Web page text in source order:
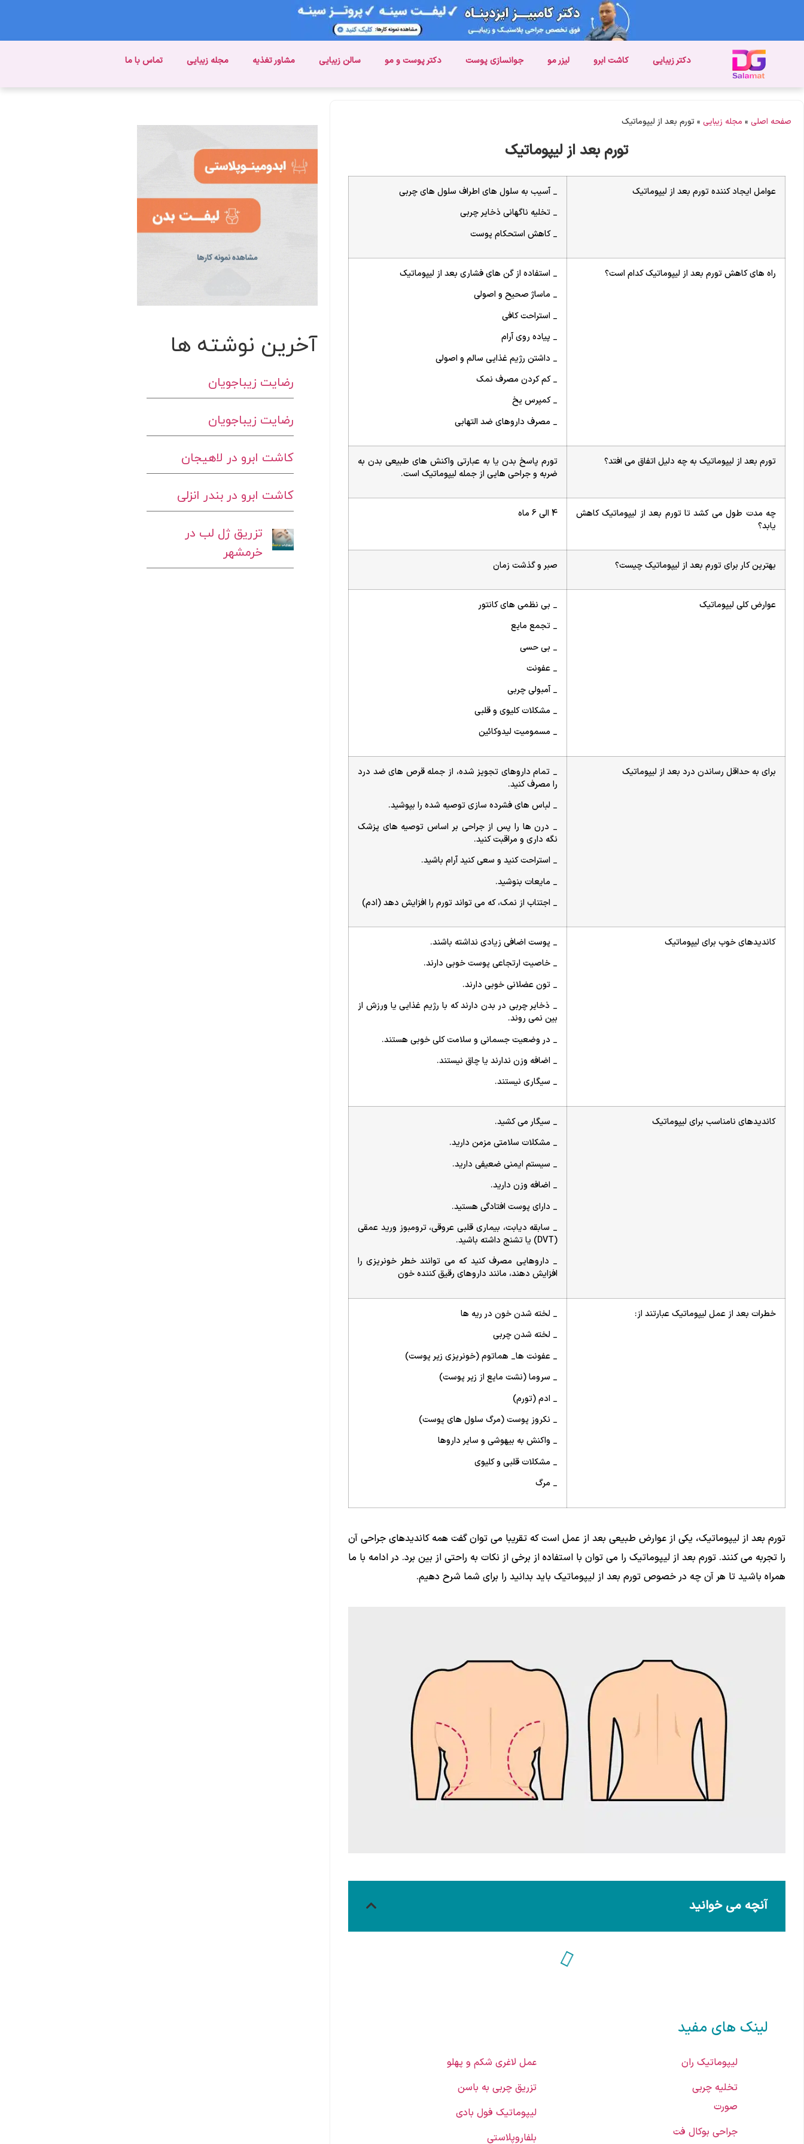
دکتر زیبایی کاشت ابرو لیزر مو جوانسازی پوست دکتر پوست و مو سالن زیبایی مشاور تغذیه مجله زیبایی تماس با ما
صفحه اصلی » مجله زیبایی » تورم بعد از لیپوماتیک
تورم بعد از لیپوماتیک
عوامل ایجاد کننده تورم بعد از لیپوماتیک
_ آسیب به سلول های اطراف سلول های چربی
_ تخلیه ناگهانی ذخایر چربی
_ کاهش استحکام پوست
راه های کاهش تورم بعد از لیپوماتیک کدام است؟
_ استفاده از گن های فشاری بعد از لیپوماتیک
_ ماساژ صحیح و اصولی
_ استراحت کافی
_ پیاده روی آرام
_ داشتن رژیم غذایی سالم و اصولی
_ کم کردن مصرف نمک
_ کمپرس یخ
_ مصرف داروهای ضد التهابی
تورم بعد از لیپوماتیک به چه دلیل اتفاق می افتد؟
تورم پاسخ بدن یا به عبارتی واکنش های طبیعی بدن به
ضربه و جراحی هایی از جمله لیپوماتیک است.
چه مدت طول می کشد تا تورم بعد از لیپوماتیک کاهش
یابد؟
4 الی 6 ماه
بهترین کار برای تورم بعد از لیپوماتیک چیست؟ صبر و گذشت زمان
عوارض کلی لیپوماتیک
_ بی نظمی های کانتور
_ تجمع مایع
_ بی حسی
_ عفونت
_ آمبولی چربی
_ مشکلات کلیوی و قلبی
_ مسمومیت لیدوکائین
برای به حداقل رساندن درد بعد از لیپوماتیک
_ تمام داروهای تجویز شده، از جمله قرص های ضد درد
را مصرف کنید.
_ لباس های فشرده سازی توصیه شده را بپوشید.
_ درن ها را پس از جراحی بر اساس توصیه های پزشک
نگه داری و مراقبت کنید.
_ استراحت کنید و سعی کنید آرام باشید.
_ مایعات بنوشید.
_ اجتناب از نمک، که می تواند تورم را افزایش دهد (ادم)
کاندیدهای خوب برای لیپوماتیک
_ پوست اضافی زیادی نداشته باشند.
_ خاصیت ارتجاعی پوست خوبی دارند.
_ تون عضلانی خوبی دارند.
_ ذخایر چربی در بدن دارند که با رژیم غذایی یا ورزش از
بین نمی روند.
_ در وضعیت جسمانی و سلامت کلی خوبی هستند.
_ اضافه وزن ندارند یا چاق نیستند.
_ سیگاری نیستند.
کاندیدهای نامناسب برای لیپوماتیک
_ سیگار می کشید.
_ مشکلات سلامتی مزمن دارید.
_ سیستم ایمنی ضعیفی دارید.
_ اضافه وزن دارید.
_ دارای پوست افتادگی هستید.
_ سابقه دیابت، بیماری قلبی عروقی، ترومبوز ورید عمقی
(DVT) یا تشنج داشته باشید.
_ داروهایی مصرف کنید که می توانند خطر خونریزی را
افزایش دهند، مانند داروهای رقیق کننده خون
خطرات بعد از عمل لیپوماتیک عبارتند از:
_ لخته شدن خون در ریه ها
_ لخته شدن چربی
_ عفونت ها_ هماتوم (خونریزی زیر پوست)
_ سروما (نشت مایع از زیر پوست)
_ ادم (تورم)
_ نکروز پوست (مرگ سلول های پوست)
_ واکنش به بیهوشی و سایر داروها
_ مشکلات قلبی و کلیوی
_ مرگ
تورم بعد از لیپوماتیک، یکی از عوارض طبیعی بعد از عمل است که تقریبا می توان گفت همه کاندیدهای جراحی آن
را تجربه می کنند. تورم بعد از لیپوماتیک را می توان با استفاده از برخی از نکات به راحتی از بین برد. در ادامه با ما
همراه باشید تا هر آن چه در خصوص تورم بعد از لیپوماتیک باید بدانید را برای شما شرح دهیم.
آنچه می خوانید
لینک های مفید
لیپوماتیک ران
تخلیه چربی
صورت
جراحی بوکال فت
عمل لاغری شکم و پهلو
تزریق چربی به باسن
لیپوماتیک فول بادی
بلفاروپلاستی
آخرین نوشته ها
رضایت زیباجویان
رضایت زیباجویان
کاشت ابرو در لاهیجان
کاشت ابرو در بندر انزلی
تزریق ژل لب در
خرمشهر